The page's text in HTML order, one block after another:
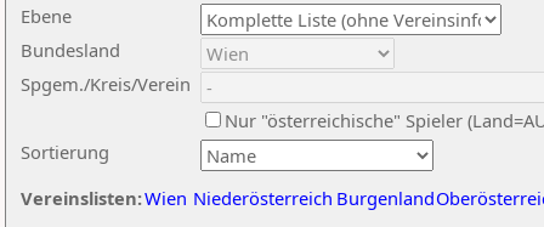
Ebene
Sortierung
Bundesland
Spgem./Kreis/Verein
Nur "österreichische" Spieler
Vereinslisten:Wien Niederösterreich Burgenland